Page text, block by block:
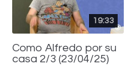
19:33
Como Alfredo por su
casa 2/3 (23/04/25)